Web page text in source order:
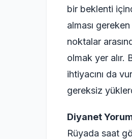
bir beklenti
alması
noktalar
olmak yer alır.
ihtiyacını da
gereksiz
Diyanet
Rüyada saat